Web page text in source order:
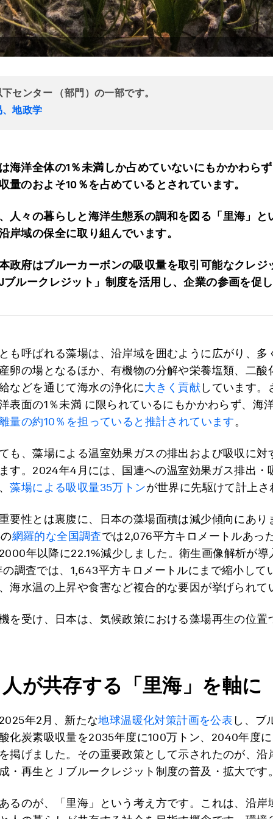
センター （部門）の一部です。
地政学
海洋全体の1％未満しか占めていないにもかかわら
量のおよそ10％を占めているとされています。
人々の暮らしと海洋生態系の調和を図る「里海」と
岸域の保全に取り組んでいます。
政府はブルーカーボンの吸収量を取引可能なクレジ
ブルークレジット」制度を活用し、企業の参画を促
も呼ばれる藻場は、沿岸域を囲むように広がり、多
卵の場となるほか、有機物の分解や栄養塩類、二酸
などを通じて海水の浄化に大きく貢献しています。
表面の1％未満 に限られているにもかかわらず、海
量の約10％を担っていると推計されています。
も、藻場による温室効果ガスの排出および吸収に対
す。2024年4月には、国連への温室効果ガス排出・
藻場による吸収量35万トンが世界に先駆けて計上さ
要性とは裏腹に、日本の藻場面積は減少傾向にあり
網羅的な全国調査では2,076平方キロメートルあっ
年以降に22.1%減少しました。衛生画像解析が導
調査では、1,643平方キロメートルにまで縮小して
海水温の上昇や食害など複合的な要因が挙げられて
を受け、日本は、気候政策における藻場再生の位置
が共存する「里海」を軸に
年2月、新たな地球温暖化対策計画を公表 し、ブ
化炭素吸収量を2035年度に100万トン、2040年度
掲げました。その重要政策として示されたのが、沿
・再生とＪブルークレジット制度の普及・拡大です
るのが、「里海」という考え方です。これは、沿岸